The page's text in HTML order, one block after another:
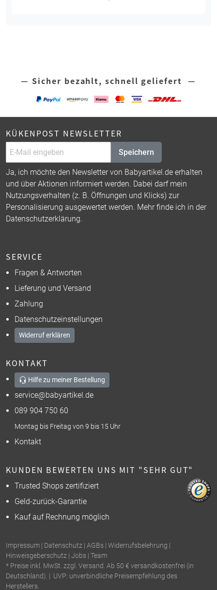
— Sicher bezahlt, schnell geliefert —
KÜKENPOST NEWSLETTER
Speichern
Ja, ich möchte den Newsletter von Babyartikel.de erhalten
und über Aktionen informiert werden. Dabei darf mein
Nutzungsverhalten (z. B. Öffnungen und Klicks) zur
Personalisierung ausgewertet werden. Mehr finde ich in der
Datenschutzerklärung.
SERVICE
Fragen & Antworten
Lieferung und Versand
Zahlung
Datenschutzeinstellungen
Widerruf erklären
KONTAKT
Hilfe zu meiner Bestellung
service@babyartikel.de
089 904 750 60
Montag bis Freitag von 9 bis 15 Uhr
Kontakt
KUNDEN BEWERTEN UNS MIT "SEHR GUT"
Trusted Shops zertifiziert
Geld-zurück-Garantie
Kauf auf Rechnung möglich
Impressum | Datenschutz | AGBs | Widerrufsbelehrung |
Hinweisgeberschutz | Jobs | Team
* Preise inkl. MwSt. zzgl. Versand. Ab 50 € versandkostenfrei (in
Deutschland). | UVP: unverbindliche Preisempfehlung des
Herstellers.